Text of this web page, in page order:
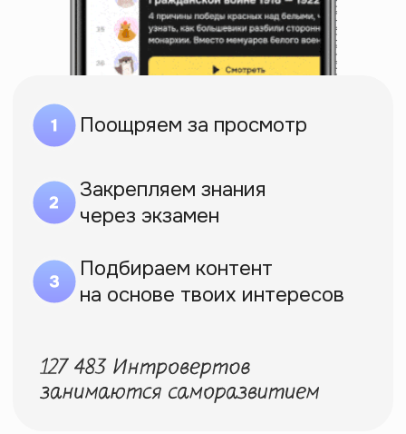
Верим, освоить новую профессию
можно быстрее, чем в универе.
Упаковали бакалаврский объем
С госдипломом. Без ОБЖ и физры